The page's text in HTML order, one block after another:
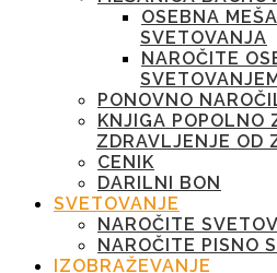
OSEBNA
SVETOVANJA
NAROČITE
PONOVNO
KNJIGA POPOLNO
ZDRAVLJENJE OD
CENIK
DARILNI BON
SVETOVANJE
NAROČITE
NAROČITE PISNO
IZOBRAŽEVANJE